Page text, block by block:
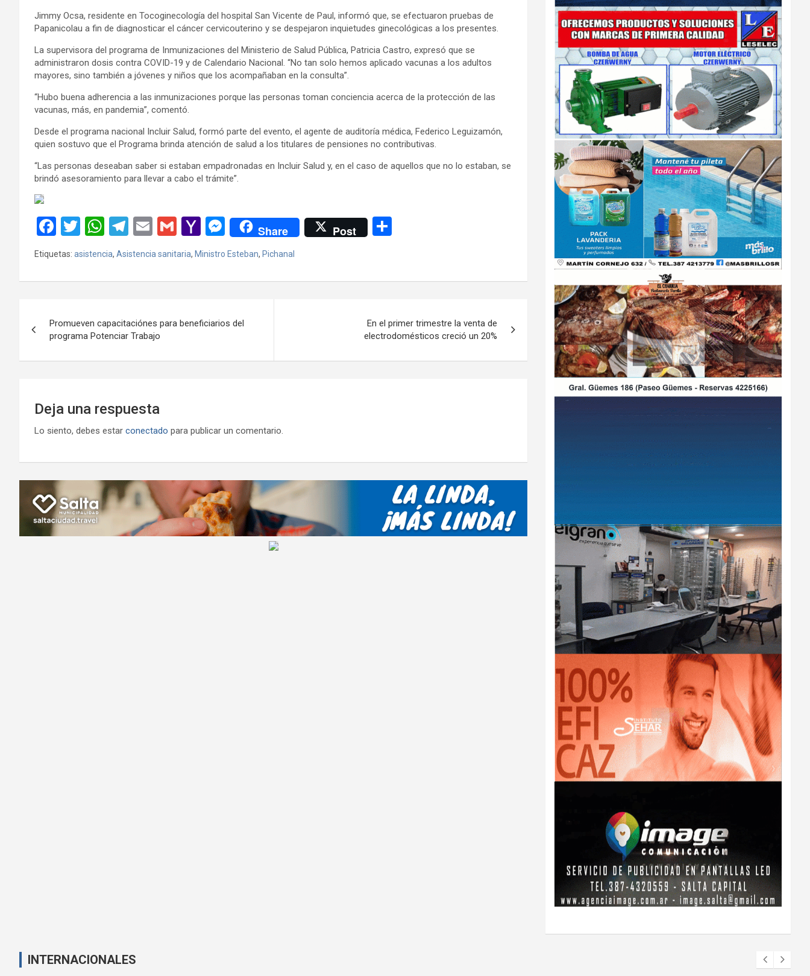
Jimmy Ocsa, residente en Tocoginecología del hospital San Vicente de Paul, informó que, se efectuaron pruebas de
Papanicolau a fin de diagnosticar el cáncer cervicouterino y se despejaron inquietudes ginecológicas a los presentes.
La supervisora del programa de Inmunizaciones del Ministerio de Salud Pública, Patricia Castro, expresó que se
administraron dosis contra COVID-19 y de Calendario Nacional. “No tan solo hemos aplicado vacunas a los adultos
mayores, sino también a jóvenes y niños que los acompañaban en la consulta”.
“Hubo buena adherencia a las inmunizaciones porque las personas toman conciencia acerca de la protección de las
vacunas, más, en pandemia”, comentó.
Desde el programa nacional Incluir Salud, formó parte del evento, el agente de auditoría médica, Federico Leguizamón,
quien sostuvo que el Programa brinda atención de salud a los titulares de pensiones no contributivas.
“Las personas deseaban saber si estaban empadronadas en Incluir Salud y, en el caso de aquellos que no lo estaban, se
brindó asesoramiento para llevar a cabo el trámite”.
F
a
ce
b
o
k
T
wi
tt
er
W
h
at
s
p
p
T
el
e
gr
m
E
ail
G
m
ail
Y
a
h
o
M
M
es
se
n
er
Share Post
p
tir
Etiquetas: asistencia, Asistencia sanitaria, Ministro Esteban, Pichanal
de
entradas
Promueven capacitaciónes para beneficiarios del
programa Potenciar Trabajo
En el primer trimestre la venta de
electrodomésticos creció un 20%
Deja una respuesta
Lo siento, debes estar conectado para publicar un comentario.
INTERNACIONALES